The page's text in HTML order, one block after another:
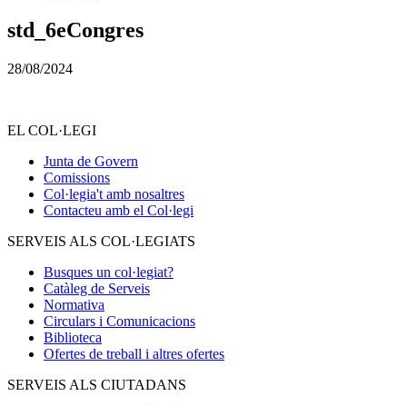
std_6eCongres
28/08/2024
EL COL·LEGI
Junta de Govern
Comissions
Col·legia't amb nosaltres
Contacteu amb el Col·legi
SERVEIS ALS COL·LEGIATS
Busques un col·legiat?
Catàleg de Serveis
Normativa
Circulars i Comunicacions
Biblioteca
Ofertes de treball i altres ofertes
SERVEIS ALS CIUTADANS